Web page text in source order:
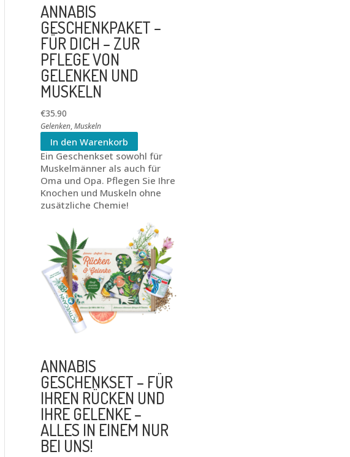
ANNABIS
GESCHENKPAKET –
FÜR DICH – ZUR
PFLEGE VON
GELENKEN UND
MUSKELN
€35.90
Gelenken,Muskeln
In den Warenkorb
Ein Geschenkset sowohl für
Muskelmänner als auch für
Oma und Opa. Pflegen Sie Ihre
Knochen und Muskeln ohne
zusätzliche Chemie!
ANNABIS
GESCHENKSET – FÜR
IHREN RÜCKEN UND
IHRE GELENKE –
ALLES IN EINEM NUR
BEI UNS!